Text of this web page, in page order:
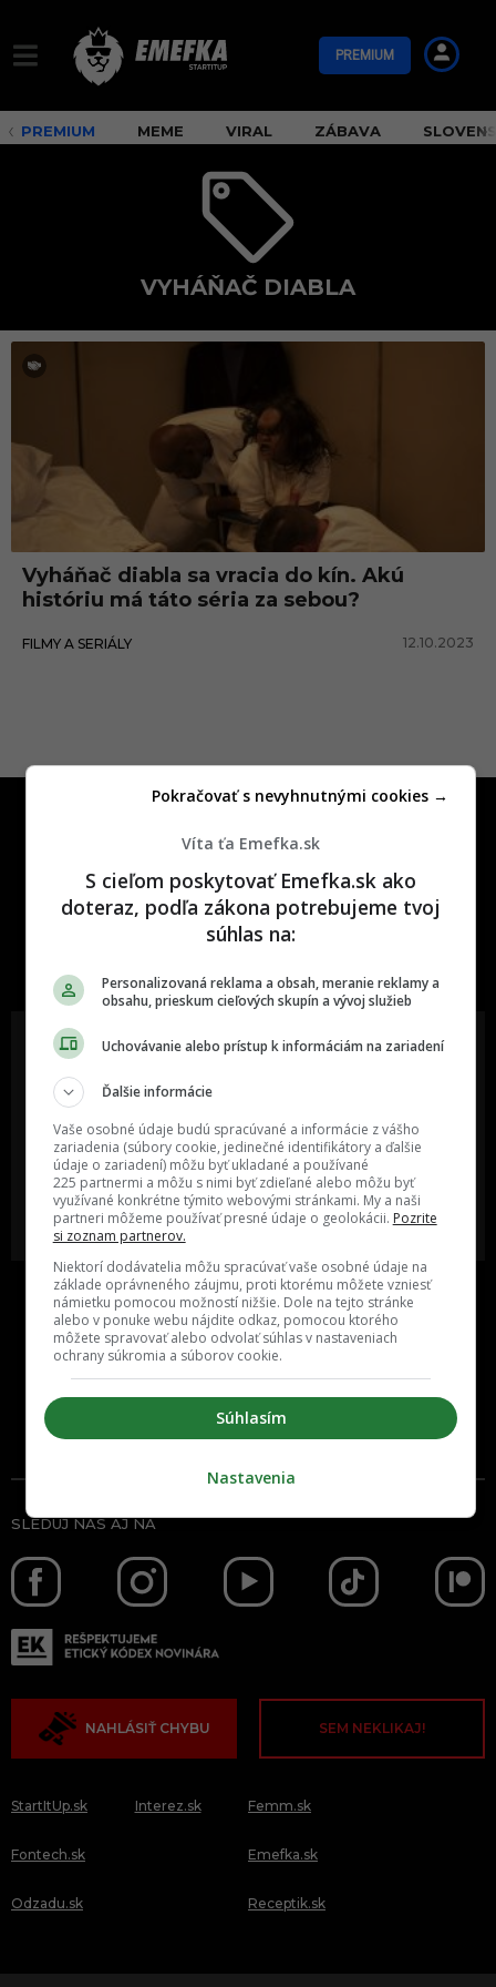
PREMIUM
PREMIUM MEME VIRAL ZÁBAVA
VYHÁŇAČ DIABLA
V
á
a
č
d
a
a
Vyháňač diabla sa vracia do kín. Akú
históriu má táto séria za sebou?
FILMY A SERIÁLY 12.10.2023
One time najzábavnejšie miesto na
slovenskom internete, next time
Oslov reklamou viac ako milión
ľudí v rôznych vekových
kategóriách a na rôznych
sociálnych sieťach a nakopni svoj
biznis alebo produkt.
MÁM ZÁUJEM O
SPOLUPRÁCU
mali určite napísať?
POŠLI NÁM TIP NA ČLÁNOK
SLEDUJ NÁS AJ NA
NAHLÁSIŤ CHYBU SEM NEKLIKAJ!
StartItUp.sk
Fontech.sk
Odzadu.sk
Interez.sk Femm.sk
Emefka.sk
Receptik.sk
Víta ťa Emefka.sk
S cieľom poskytovať Emefka.sk ako
doteraz, podľa zákona potrebujeme tvoj
súhlas na:
Personalizovaná reklama a obsah, meranie reklamy a
obsahu, prieskum cieľových skupín a vývoj služieb
Uchovávanie alebo prístup k informáciám na zariadení
Ďalšie informácie
Vaše osobné údaje budú spracúvané a informácie z vášho
zariadenia (súbory cookie, jedinečné identifikátory a ďalšie
údaje o zariadení) môžu byť ukladané a používané
225 partnermi a môžu s nimi byť zdieľané alebo môžu byť
využívané konkrétne týmito webovými stránkami. My a naši
partneri môžeme používať presné údaje o geolokácii. Pozrite
si zoznam partnerov.
Niektorí dodávatelia môžu spracúvať vaše osobné údaje na
základe oprávneného záujmu, proti ktorému môžete vzniesť
námietku pomocou možností nižšie. Dole na tejto stránke
alebo v ponuke webu nájdite odkaz, pomocou ktorého
môžete spravovať alebo odvolať súhlas v nastaveniach
ochrany súkromia a súborov cookie.
Súhlasím
Pokračovať s nevyhnutnými cookies →
Nastavenia